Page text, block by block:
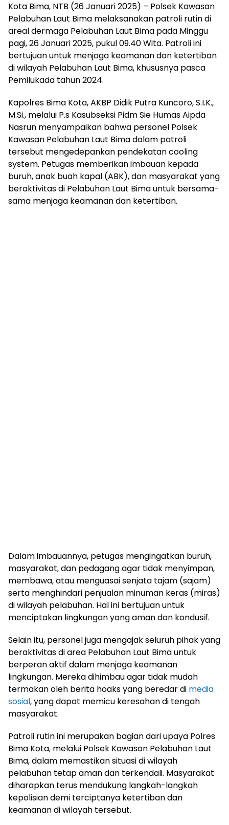
Kota Bima, NTB (26 Januari 2025) – Polsek Kawasan
Pelabuhan Laut Bima melaksanakan patroli rutin di
areal dermaga Pelabuhan Laut Bima pada Minggu
pagi, 26 Januari 2025, pukul 09.40 Wita. Patroli ini
bertujuan untuk menjaga keamanan dan ketertiban
di wilayah Pelabuhan Laut Bima, khususnya pasca
Pemilukada tahun 2024.
Kapolres Bima Kota, AKBP Didik Putra Kuncoro, S.I.K.,
M.Si., melalui P.s Kasubseksi Pidm Sie Humas Aipda
Nasrun menyampaikan bahwa personel Polsek
Kawasan Pelabuhan Laut Bima dalam patroli
tersebut mengedepankan pendekatan cooling
system. Petugas memberikan imbauan kepada
buruh, anak buah kapal (ABK), dan masyarakat yang
beraktivitas di Pelabuhan Laut Bima untuk bersama-
sama menjaga keamanan dan ketertiban.
Dalam imbauannya, petugas mengingatkan buruh,
masyarakat, dan pedagang agar tidak menyimpan,
membawa, atau menguasai senjata tajam (sajam)
serta menghindari penjualan minuman keras (miras)
di wilayah pelabuhan. Hal ini bertujuan untuk
menciptakan lingkungan yang aman dan kondusif.
Selain itu, personel juga mengajak seluruh pihak yang
beraktivitas di area Pelabuhan Laut Bima untuk
berperan aktif dalam menjaga keamanan
lingkungan. Mereka dihimbau agar tidak mudah
termakan oleh berita hoaks yang beredar di media
sosial, yang dapat memicu keresahan di tengah
masyarakat.
Patroli rutin ini merupakan bagian dari upaya Polres
Bima Kota, melalui Polsek Kawasan Pelabuhan Laut
Bima, dalam memastikan situasi di wilayah
pelabuhan tetap aman dan terkendali. Masyarakat
diharapkan terus mendukung langkah-langkah
kepolisian demi terciptanya ketertiban dan
keamanan di wilayah tersebut.